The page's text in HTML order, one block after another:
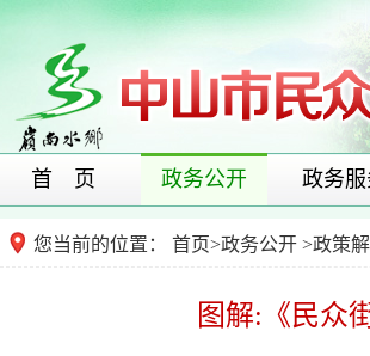
首 页 政务公开 政务服
您当前的位置： 首页>政务公开 >政策
图解:《民众